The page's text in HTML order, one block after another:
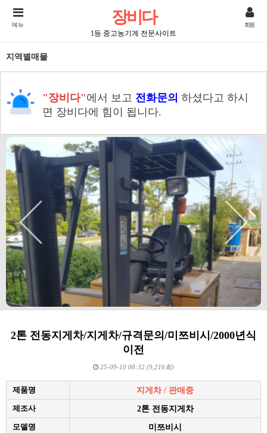
장비다
1등 중고농기계 전문사이트
메뉴 회원
지역별매물
"장비다"에서 보고 전화문의 하셨다고 하시
면 장비다에 힘이 됩니다.
2톤 전동지게차/지게차/규격문의/미쯔비시/2000년식
이전
25-09-10 08:32 (9,216회)
제품명 지게차 / 판매중
제조사 2톤 전동지게차
모델명 미쯔비시